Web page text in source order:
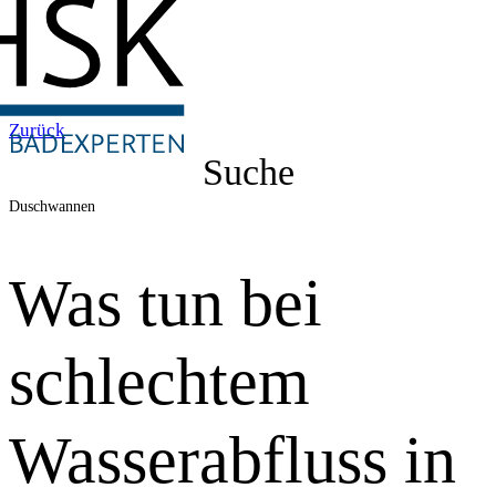
Suche
Zurück
Duschwannen
Was tun bei
schlechtem
Wasserabfluss in